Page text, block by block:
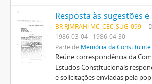
BR RJMRAHI MC-CEC-SUG-099
1986-03-04 - 1986-04-30
Parte de Memória da Constituinte
Reúne correspondência da
Estudos Constitucionais
e solicitações enviadas pela